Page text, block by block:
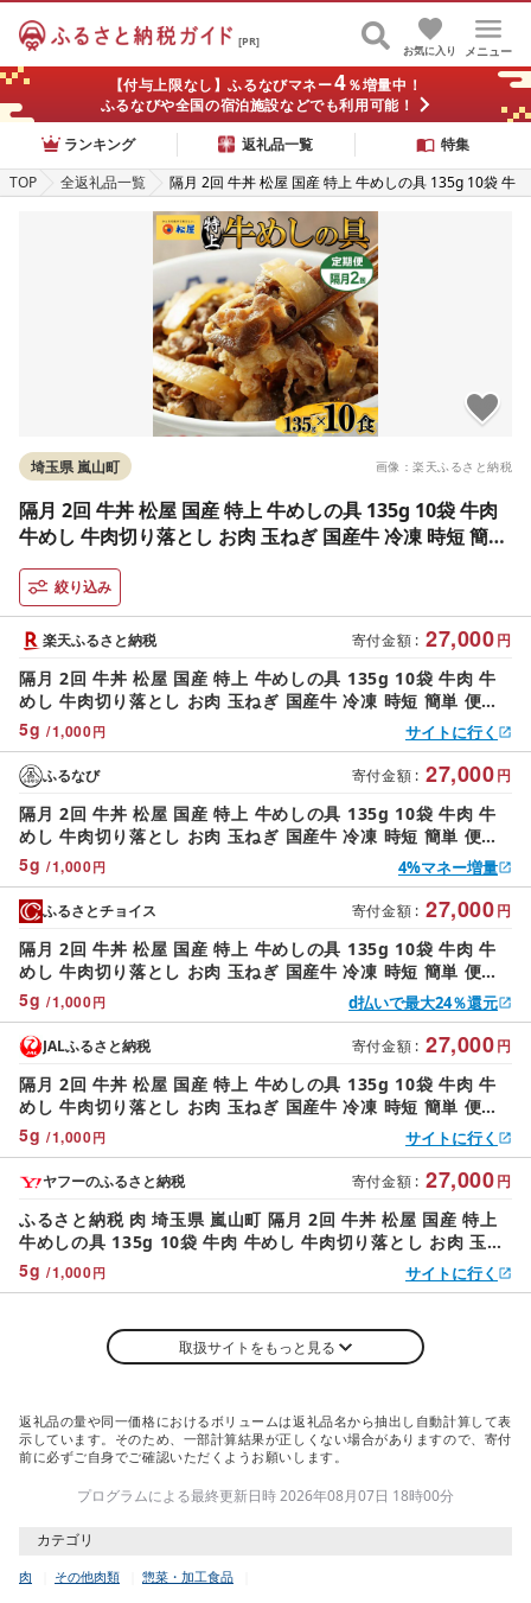
[PR]
メニュー
お気に入り
【付与上限なし】ふるなびマネー4％増量中！
ふるなびや全国の宿泊施設などでも利用可能！
ランキング
返礼品一覧
特集
TOP
全返礼品一覧
隔月 2回 牛丼 松屋 国産 特上 牛めしの具 135g 10袋 牛
肉 牛めし 牛肉切り落とし お肉 玉ねぎ 国産牛 冷凍 時短
簡単 便利 惣菜 夕食 レンチン おかず お取り寄せ グルメ
送料無料 埼玉県 嵐山町
画像：楽天ふるさと納税
埼玉県 嵐山町
隔月 2回 牛丼 松屋 国産 特上 牛めしの具 135g 10袋 牛肉
牛めし 牛肉切り落とし お肉 玉ねぎ 国産牛 冷凍 時短 簡単
便利 惣菜 夕食 レンチン おかず お取り寄せ グルメ 送料無
料 埼玉県 嵐山町
絞り込み
寄付金額 : 27,000円
5g /1,000円
楽天ふるさと納税
隔月 2回 牛丼 松屋 国産 特上 牛めしの具 135g 10袋 牛肉 牛
めし 牛肉切り落とし お肉 玉ねぎ 国産牛 冷凍 時短 簡単 便利
惣菜 夕食 レンチン おかず お取り寄せ グルメ 送料無料 埼玉県
嵐山町
サイトに行く
寄付金額 : 27,000円
5g /1,000円
ふるなび
隔月 2回 牛丼 松屋 国産 特上 牛めしの具 135g 10袋 牛肉 牛
めし 牛肉切り落とし お肉 玉ねぎ 国産牛 冷凍 時短 簡単 便利
惣菜 夕食 レンチン おかず お取り寄せ グルメ 送料無料 埼玉県
嵐山町
4%マネー増量
寄付金額 : 27,000円
5g /1,000円
ふるさとチョイス
隔月 2回 牛丼 松屋 国産 特上 牛めしの具 135g 10袋 牛肉 牛
めし 牛肉切り落とし お肉 玉ねぎ 国産牛 冷凍 時短 簡単 便利
惣菜 夕食 レンチン おかず お取り寄せ グルメ 送料無料 埼玉県
嵐山町
d払いで最大24％還元
寄付金額 : 27,000円
5g /1,000円
JALふるさと納税
隔月 2回 牛丼 松屋 国産 特上 牛めしの具 135g 10袋 牛肉 牛
めし 牛肉切り落とし お肉 玉ねぎ 国産牛 冷凍 時短 簡単 便利
惣菜 夕食 レンチン おかず お取り寄せ グルメ 送料無料 埼玉県
嵐山町
サイトに行く
寄付金額 : 27,000円
5g /1,000円
ヤフーのふるさと納税
ふるさと納税 肉 埼玉県 嵐山町 隔月 2回 牛丼 松屋 国産 特上
牛めしの具 135g 10袋 牛肉 牛めし 牛肉切り落とし お肉 玉ね
ぎ 国産牛 冷凍 時短 簡単 便利 惣…
サイトに行く
取扱サイトをもっと見る
返礼品の量や同一価格におけるボリュームは返礼品名から抽出し自動計算して表
示しています。そのため、一部計算結果が正しくない場合がありますので、寄付
前に必ずご自身でご確認いただくようお願いします。
プログラムによる最終更新日時 2026年08月07日 18時00分
カテゴリ
肉 その他肉類 惣菜・加工食品